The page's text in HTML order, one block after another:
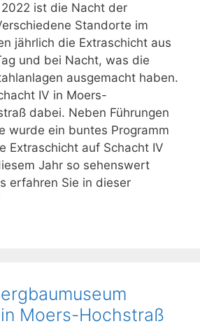
ist die Nacht der
Standorte im
jährlich die Extraschicht aus
und bei Nacht, was die
ausgemacht haben.
IV in Moers-
dabei. Neben Führungen
wurde ein buntes Programm
Extraschicht auf Schacht IV
Jahr so sehenswert
erfahren Sie in dieser
Moers-Hochstraß